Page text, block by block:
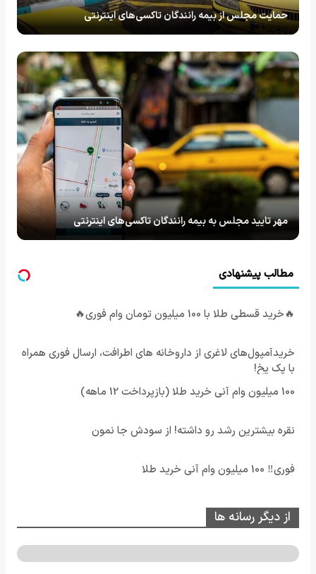
حمایت مجلس از بیمه رانندگان تاکسی‌های اینترنتی
مهر تایید مجلس به بیمه رانندگان تاکسی‌های اینترنتی
مطالب پیشنهادی
🔥خرید قسطی طلا با 100 میلیون تومان وام فوری🔥
خریدآمپول‌های لاغری از داروخانه های اطرافت، ارسال فوری همراه
با پک یخ!
100 میلیون وام آنی خرید طلا (بازپرداخت 12 ماهه)
نقره بیشترین رشد رو داشته! از سودش جا نمون
فوری‼️ 100 میلیون وام آنی خرید طلا
از دیگر رسانه ها